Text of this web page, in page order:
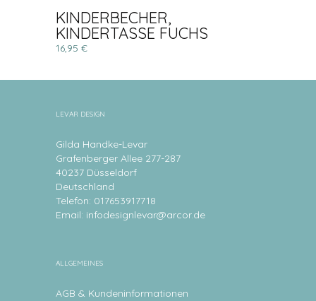
KINDERBECHER,
KINDERTASSE FUCHS
16,95 €
LEVAR DESIGN
Gilda Handke-Levar
Grafenberger Allee 277-287
40237 Düsseldorf
Deutschland
Telefon: 017653917718
Email: infodesignlevar@arcor.de
ALLGEMEINES
AGB & Kundeninformationen